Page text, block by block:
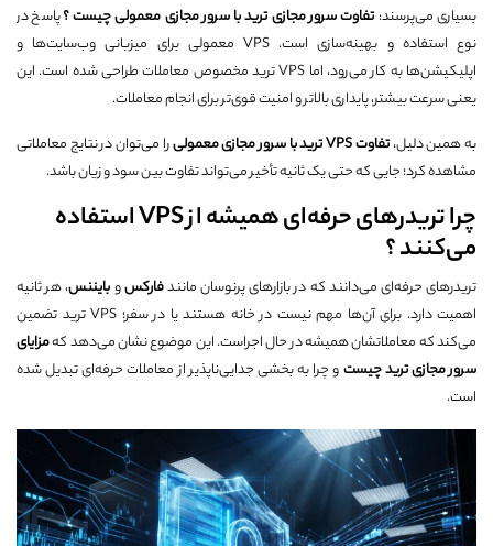
بسیاری می‌پرسند: تفاوت سرور مجازی ترید با سرور مجازی معمولی چیست ؟پاسخ در
نوع استفاده و بهینه‌سازی است. VPS معمولی برای میزبانی وب‌سایت‌ها و
اپلیکیشن‌ها به کار می‌رود، اما VPS ترید مخصوص معاملات طراحی شده است. این
یعنی سرعت بیشتر، پایداری بالاتر و امنیت قوی‌تر برای انجام معاملات.
به همین دلیل،تفاوت ترید با سرور مجازی معمولیرا می‌توان در نتایج معاملاتی
مشاهده کرد؛ جایی که حتی یک ثانیه تأخیر می‌تواند تفاوت بین سود و زیان باشد.
چرا تریدرهای حرفه‌ای همیشه از VPS استفاده
می‌کنند ؟
تریدرهای حرفه‌ای می‌دانند که در بازارهای پرنوسان مانندفارکسوبایننس، هر ثانیه
اهمیت دارد. برای آن‌ها مهم نیست در خانه هستند یا در سفر؛ VPS ترید تضمین
می‌کند که معاملاتشان همیشه در حال اجراست. این موضوع نشان می‌دهد کهمزایای
سرور مجازی ترید چیستو چرا به بخشی جدایی‌ناپذیر از معاملات حرفه‌ای تبدیل شده
است.